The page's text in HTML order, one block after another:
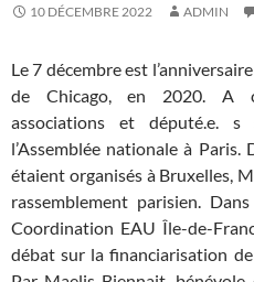
10 DÉCEMBRE 2022 ADMIN
Le 7 décembre est
de Chicago, en 2020. A
associations et député.e.
l’Assemblée nationale à Paris.
étaient organisés à Bruxelles,
rassemblement parisien.
Coordination EAU Île-de-
débat sur la financiarisation